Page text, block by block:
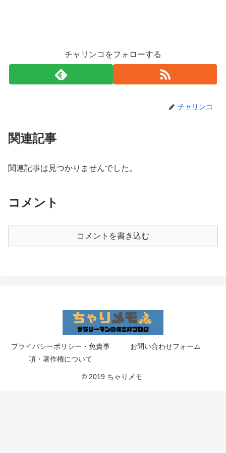
チャリンコをフォローする
チャリンコ
関連記事
関連記事は見つかりませんでした。
コメント
コメントを書き込む
プライバシーポリシー・免責事
項・著作権について
お問い合わせフォーム
© 2019 ちゃりメモ.